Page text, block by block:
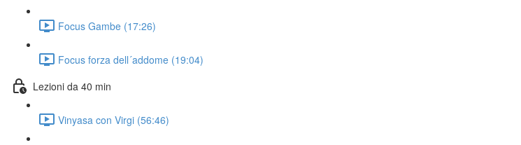
Focus Gambe (17:26)
Focus forza dell´addome (19:04)
Lezioni da 40 min
Vinyasa con Virgi (56:46)